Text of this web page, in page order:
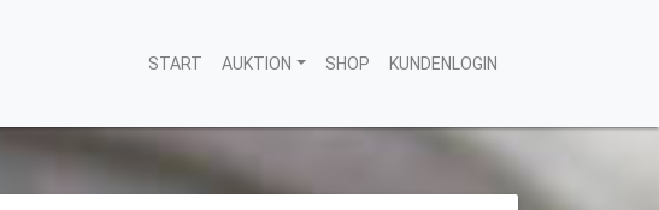
START AUKTION SHOP KUNDENLOGIN